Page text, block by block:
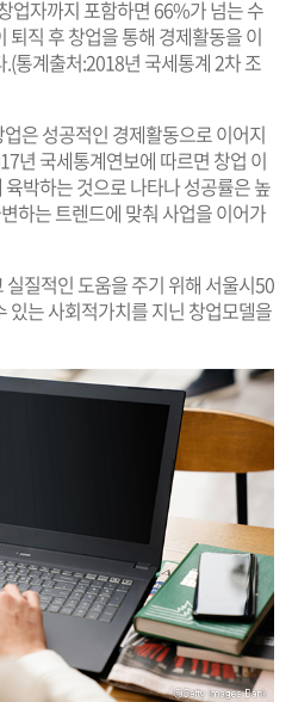
업자까지 포함하면 66%가 넘는 수
퇴직 후 창업을 통해 경제활동을 이
통계출처:2018년 국세통계 2차 조
은 성공적인 경제활동으로 이어지
년 국세통계연보에 따르면 창업 이
박하는 것으로 나타나 성공률은 높
하는 트렌드에 맞춰 사업을 이어가
질적인 도움을 주기 위해 서울시50
있는 사회적가치를 지닌 창업모델을